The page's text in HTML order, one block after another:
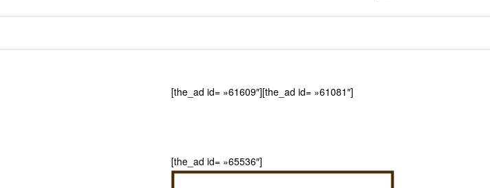
[the_ad id= »61609″][the_ad id= »61081″]
[the_ad id= »65536″]